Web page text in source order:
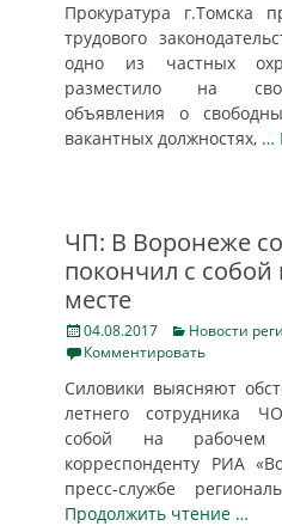
Прокуратура г.Томска
трудового
одно из частных
разместило на
объявления о
вакантных должностях, …
ЧП: В Воронеже
покончил с
месте
Posted
on
04.08.2017 Categories
Новости
Комментировать
Силовики выясняют
летнего сотрудника
собой на
корреспонденту РИА
пресс-службе
Продолжить чтение …